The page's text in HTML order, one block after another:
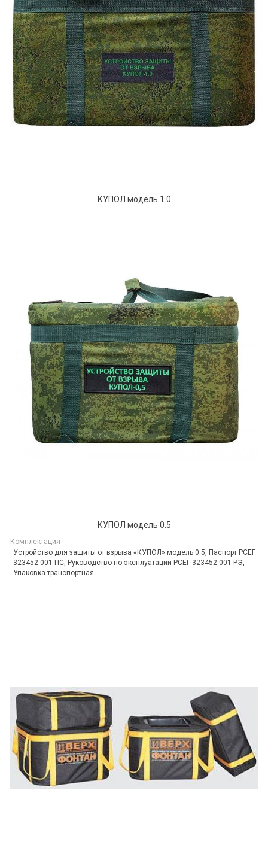
КУПОЛ модель 1.0
КУПОЛ модель 0.5
Комплектация
Устройство для защиты от взрыва «КУПОЛ» модель 0.5, Паспорт РСЕГ
323452.001 ПС, Руководство по эксплуатации РСЕГ 323452.001 РЭ,
Упаковка транспортная